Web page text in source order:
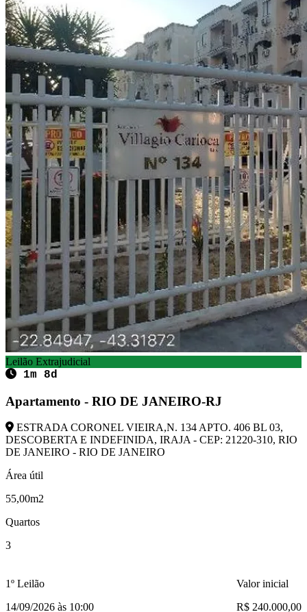
Leilão Extrajudicial
1m 8d
Apartamento - RIO DE JANEIRO-RJ
ESTRADA CORONEL VIEIRA,N. 134 APTO. 406 BL 03,
DESCOBERTA E INDEFINIDA, IRAJA - CEP: 21220-310, RIO
DE JANEIRO - RIO DE JANEIRO
Área útil
55,00m2
Quartos
3
1º Leilão
14/09/2026 às 10:00
Valor inicial
R$ 240.000,00